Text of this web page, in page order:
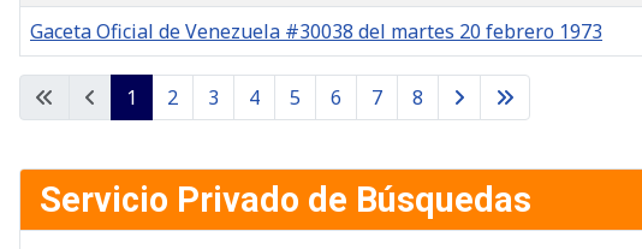
Gacetas
Gaceta Oficial de Venezuela #30038 del martes 20 febrero 1973
1 2 3 4 5 6 7 8
Servicio Privado de Búsquedas